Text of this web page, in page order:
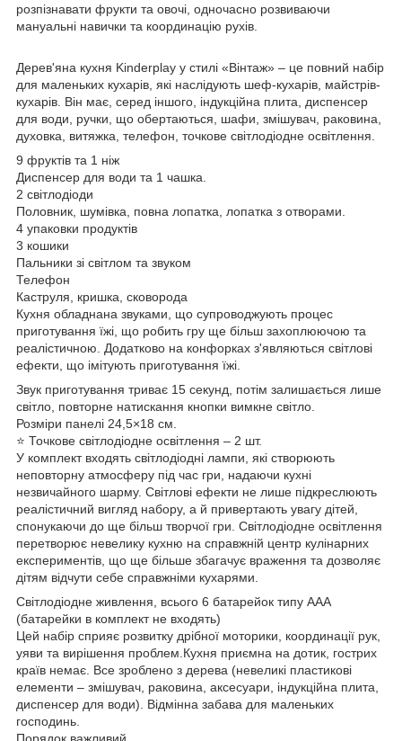
розпізнавати фрукти та овочі, одночасно розвиваючи
мануальні навички та координацію рухів.
Дерев'яна кухня Kinderplay у стилі «Вінтаж» – це повний набір
для маленьких кухарів, які наслідують шеф-кухарів, майстрів-
кухарів. Він має, серед іншого, індукційна плита, диспенсер
для води, ручки, що обертаються, шафи, змішувач, раковина,
духовка, витяжка, телефон, точкове світлодіодне освітлення.
9 фруктів та 1 ніж
Диспенсер для води та 1 чашка.
2 світлодіоди
Половник, шумівка, повна лопатка, лопатка з отворами.
4 упаковки продуктів
3 кошики
Пальники зі світлом та звуком
Телефон
Каструля, кришка, сковорода
Кухня обладнана звуками, що супроводжують процес
приготування їжі, що робить гру ще більш захоплюючою та
реалістичною. Додатково на конфорках з'являються світлові
ефекти, що імітують приготування їжі.
Звук приготування триває 15 секунд, потім залишається лише
світло, повторне натискання кнопки вимкне світло.
Розміри панелі 24,5×18 см.
⭐ Точкове світлодіодне освітлення – 2 шт.
У комплект входять світлодіодні лампи, які створюють
неповторну атмосферу під час гри, надаючи кухні
незвичайного шарму. Світлові ефекти не лише підкреслюють
реалістичний вигляд набору, а й привертають увагу дітей,
спонукаючи до ще більш творчої гри. Світлодіодне освітлення
перетворює невелику кухню на справжній центр кулінарних
експериментів, що ще більше збагачує враження та дозволяє
дітям відчути себе справжніми кухарями.
Світлодіодне живлення, всього 6 батарейок типу ААА
(батарейки в комплект не входять)
Цей набір сприяє розвитку дрібної моторики, координації рук,
уяви та вирішення проблем.Кухня приємна на дотик, гострих
країв немає. Все зроблено з дерева (невеликі пластикові
елементи – змішувач, раковина, аксесуари, індукційна плита,
диспенсер для води). Відмінна забава для маленьких
господинь.
Порядок важливий